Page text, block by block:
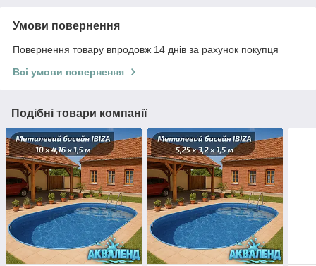
Умови повернення
Повернення товару впродовж 14 днів за рахунок покупця
Всі умови повернення
Подібні товари компанії